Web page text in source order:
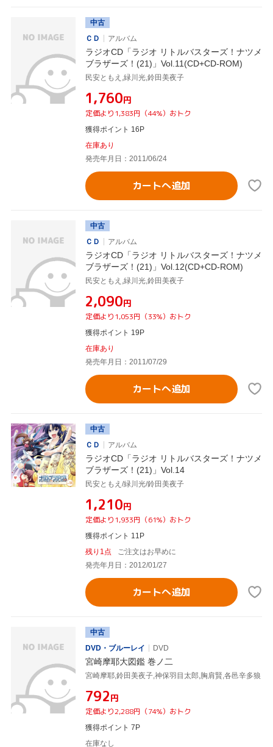
中古
ＣＤ
アルバム
ラジオCD「ラジオ リトルバスターズ！ナツメ
ブラザーズ！(21)」Vol.11(CD+CD-ROM)
民安ともえ,緑川光,鈴田美夜子
¥1,760円
定価より1,383円（44%）おトク
獲得ポイント 16P
在庫あり
発売年月日：2011/06/24
カートへ追加
中古
ＣＤ
アルバム
ラジオCD「ラジオ リトルバスターズ！ナツメ
ブラザーズ！(21)」Vol.12(CD+CD-ROM)
民安ともえ,緑川光,鈴田美夜子
¥2,090円
定価より1,053円（33%）おトク
獲得ポイント 19P
在庫あり
発売年月日：2011/07/29
カートへ追加
中古
ＣＤ
アルバム
ラジオCD「ラジオ リトルバスターズ！ナツメ
ブラザーズ！(21)」Vol.14
民安ともえ/緑川光/鈴田美夜子
¥1,210円
定価より1,933円（61%）おトク
獲得ポイント 11P
残り1点
ご注文はお早めに
発売年月日：2012/01/27
カートへ追加
中古
DVD・ブルーレイ
DVD
宮崎摩耶大図鑑 巻ノ二
宮崎摩耶,鈴田美夜子,神保羽目太郎,胸肩賢,各邑辛多狼
¥792円
定価より2,288円（74%）おトク
獲得ポイント 7P
在庫なし